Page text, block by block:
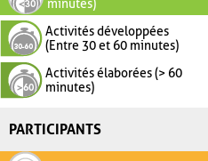
minutes)
Activités développées
(Entre 30 et 60 minutes)
Activités élaborées (> 60
minutes)
PARTICIPANTS